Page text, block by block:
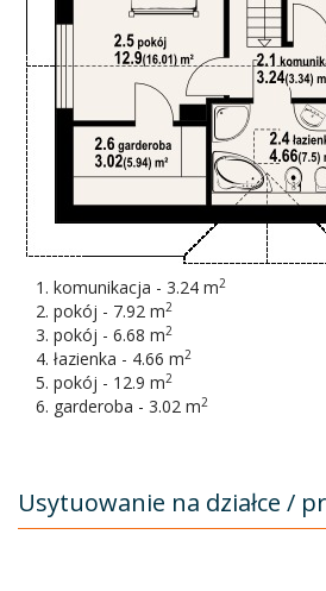
komunikacja - 3.24 m2
pokój - 7.92 m2
pokój - 6.68 m2
łazienka - 4.66 m2
pokój - 12.9 m2
garderoba - 3.02 m2
Usytuowanie na działce /